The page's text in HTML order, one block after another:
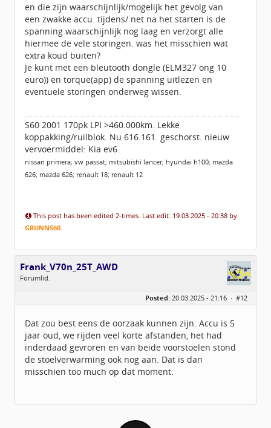
Geregistreerd: 07 / 2014
en die zijn waarschijnlijk/mogelijk het gevolg van
een zwakke accu. tijdens/ net na het starten is de
spanning waarschijnlijk nog laag en verzorgt alle
hiermee de vele storingen. was het misschien wat
extra koud buiten?
Je kunt met een bleutooth dongle (ELM327 ong 10
euro)) en torque(app) de spanning uitlezen en
eventuele storingen onderweg wissen.
S60 2001 170pk LPI >460.000km. Lekke
koppakking/ruilblok. Nu 616.161. geschorst. nieuw
vervoermiddel: Kia ev6.
nissan primera; vw passat; mitsubishi lancer; hyundai h100; mazda
626; mazda 626; renault 18; renault 12
This post has been edited 2-times. Last edit: 19.03.2025 - 20:38 by
GRUNNS60
Frank_V70n_25T_AWD
Forumlid.
Leeftijd:
54
Geregistreerd:02 / 2025
Posted: 20.03.2025 - 21:16 · #12
Dat zou best eens de oorzaak kunnen zijn. Accu is 5
jaar oud, we rijden veel korte afstanden, het had
inderdaad gevroren en van beide voorstoelen stond
de stoelverwarming ook nog aan. Dat is dan
misschien too much op dat moment.